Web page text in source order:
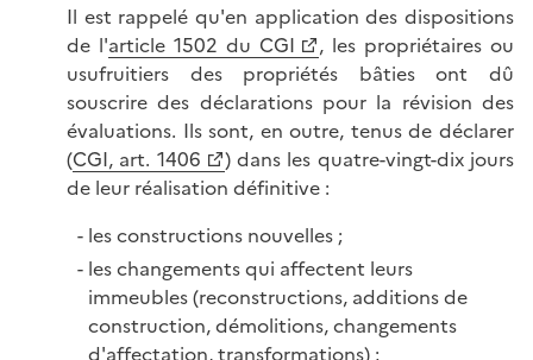
Il est rappelé qu'en application des dispositions
de l'article 1502 du CGI
, les propriétaires ou
usufruitiers des propriétés bâties ont dû
souscrire des déclarations pour la révision des
évaluations. Ils sont, en outre, tenus de déclarer
(CGI, art. 1406
) dans les quatre-vingt-dix jours
de leur réalisation définitive :
les constructions nouvelles ;
les changements qui affectent leurs
immeubles (reconstructions, additions de
construction, démolitions, changements
d'affectation, transformations) ;